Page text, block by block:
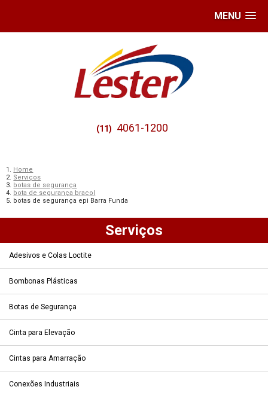
MENU
(11) 4061-1200
Home
Serviços
botas de segurança
bota de segurança bracol
botas de segurança epi Barra Funda
Serviços
Adesivos e Colas Loctite
Bombonas Plásticas
Botas de Segurança
Cinta para Elevação
Cintas para Amarração
Conexões Industriais